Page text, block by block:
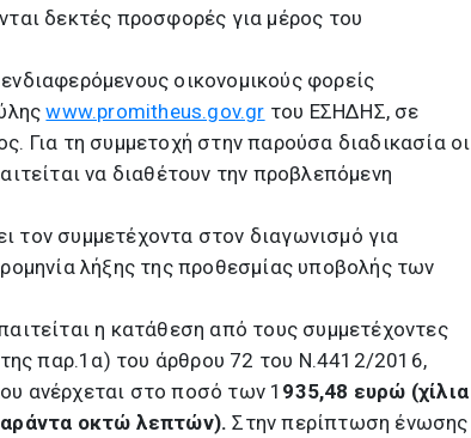
δεκτές προσφορές για μέρος του
οικονομικούς φορείς
www.promitheus.gov.gr του ΕΣΗΔΗΣ, σε
Για τη συμμετοχή στην παρούσα διαδικασία οι
να διαθέτουν την προβλεπόμενη
συμμετέχοντα στον διαγωνισμό για
λήξης της προθεσμίας υποβολής των
η κατάθεση από τους συμμετέχοντες
παρ.1α) του άρθρου 72 του Ν.4412/2016,
ανέρχεται στο ποσό των 1 935,48 ευρώ (χίλια
οκτώ λεπτών). Στην περίπτωση ένωσης